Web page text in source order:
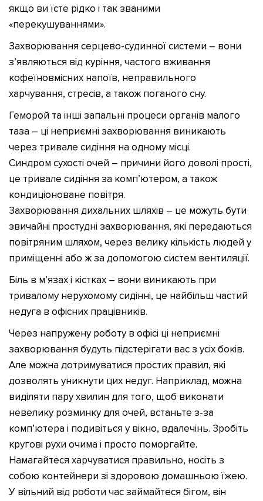
якщо ви їсте рідко і так званими
«перекушуваннями».
Захворювання серцево-судинної системи – вони
з’являються від куріння, частого вживання
кофеїновмісних напоїв, неправильного
харчування, стресів, а також поганого сну.
Геморой та інші запальні процеси органів малого
таза – ці неприємні захворювання виникають
через тривале сидіння на одному місці.
Синдром сухості очей – причини його доволі прості,
це тривале сидіння за комп’ютером, а також
кондиціоноване повітря.
Захворювання дихальних шляхів – це можуть бути
звичайні простудні захворювання, які передаються
повітряним шляхом, через велику кількість людей у
приміщенні або ж за допомогою систем вентиляції.
Біль в м’язах і кістках – вони виникають при
тривалому нерухомому сидінні, це найбільш частий
недуга в офісних працівників.
Через напружену роботу в офісі ці неприємні
захворювання будуть підстерігати вас з усіх боків.
Але можна дотримуватися простих правил, які
дозволять уникнути цих недуг. Наприклад, можна
виділяти пару хвилин для того, щоб виконати
невелику розминку для очей, встаньте з-за
комп’ютера і подивіться у вікно, вдалечінь. Зробіть
кругові рухи очима і просто поморгайте.
Намагайтеся харчуватися правильно, носіть з
собою контейнери зі здоровою домашньою їжею.
У вільний від роботи час займайтеся бігом, він